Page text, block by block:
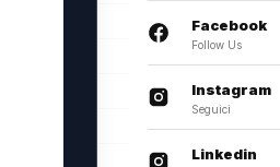
Facebook
Follow Us
Instagram
Seguici
Linkedin